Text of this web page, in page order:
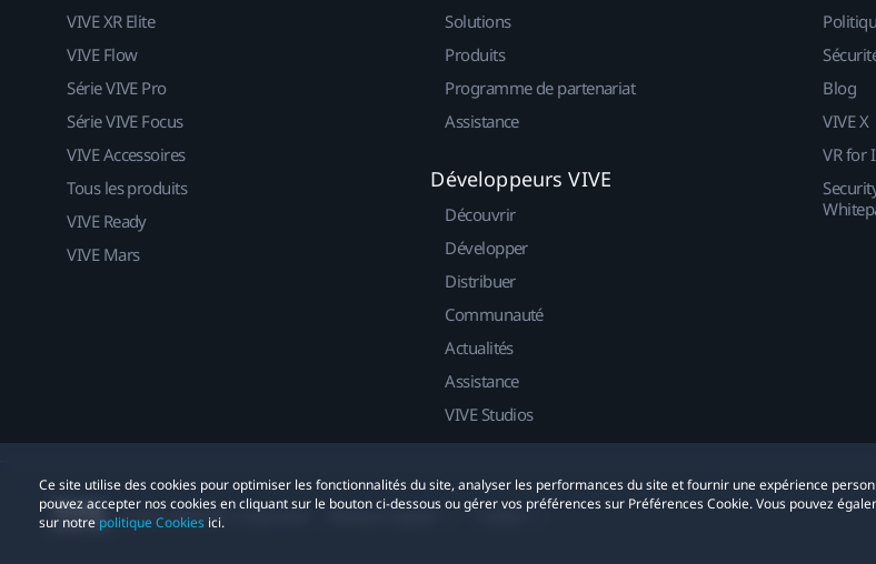
Ce site utilise des cookies pour optimiser les fonctionnalités du site, analyser les performances du site et fournir une expérience
pouvez accepter nos cookies en cliquant sur le bouton ci-dessous ou gérer vos préférences sur Préférences Cookie. Vous pouvez
sur notre politique Cookies ici.
VIVE XR Elite
VIVE Flow
Série VIVE Pro
Série VIVE Focus
VIVE Accessoires
Tous les produits
VIVE Ready
VIVE Mars
Solutions
Produits
Programme de partenariat
Assistance
Développeurs VIVE
Découvrir
Développer
Distribuer
Communauté
Actualités
Assistance
VIVE Studios
Blog
VIVE X
VR for
© 2011-2026 HTC Corporation